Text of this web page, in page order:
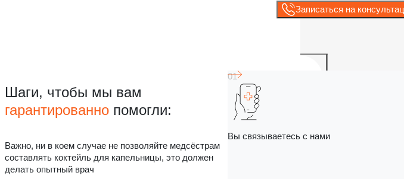
Записаться на
Шаги, чтобы мы вам
гарантированно помогли:
Важно, ни в коем случае не позволяйте медсёстрам
составлять коктейль для капельницы, это должен
делать опытный врач
Вы связываетесь с нами